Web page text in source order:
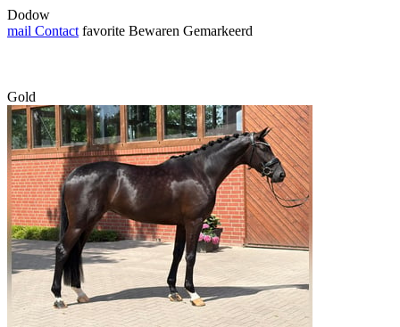
Dodow
mail Contact favorite Bewaren Gemarkeerd
Gold